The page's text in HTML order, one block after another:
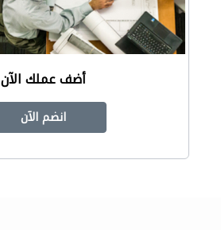
أضف عملك الآن
انضم الآن